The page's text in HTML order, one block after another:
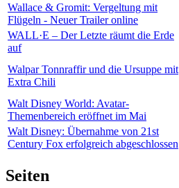
Wallace & Gromit: Vergeltung mit
Flügeln - Neuer Trailer online
WALL·E – Der Letzte räumt die Erde
auf
Walpar Tonnraffir und die Ursuppe mit
Extra Chili
Walt Disney World: Avatar-
Themenbereich eröffnet im Mai
Walt Disney: Übernahme von 21st
Century Fox erfolgreich abgeschlossen
Seiten